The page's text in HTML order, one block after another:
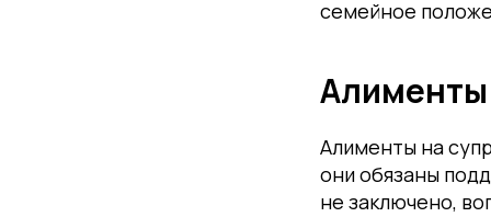
семейное
Алименты
Алименты на
они обязаны
не заключено,